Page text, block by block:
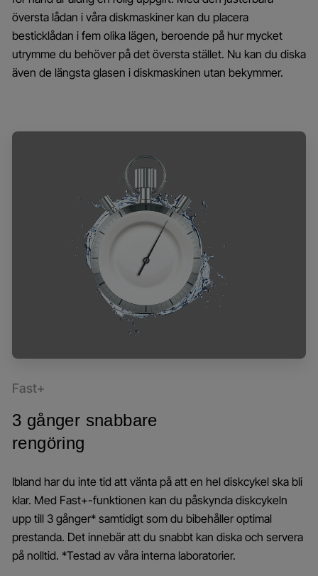
översta lådan i våra diskmaskiner kan du placera
besticklådan i fem olika lägen, beroende på hur mycket
utrymme du behöver på det översta stället. Nu kan du diska
även de längsta glasen i diskmaskinen utan bekymmer.
Fast+
3 gånger snabbare
rengöring
Ibland har du inte tid att vänta på att en hel diskcykel ska bli
klar. Med Fast+-funktionen kan du påskynda diskcykeln
upp till 3 gånger* samtidigt som du bibehåller optimal
prestanda. Det innebär att du snabbt kan diska och servera
på nolltid. *Testad av våra interna laboratorier.